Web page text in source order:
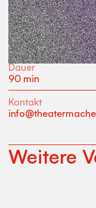
18:30Uhr
Ort
Werkstatt
Dauer
90 min
Kontakt
Weitere